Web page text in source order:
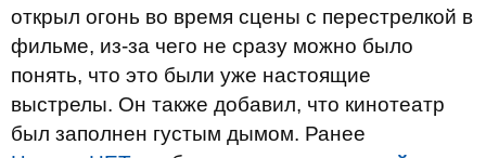
открыл огонь во время сцены с перестрелкой в
фильме, из-за чего не сразу можно было
понять, что это были уже настоящие
выстрелы. Он также добавил, что кинотеатр
был заполнен густым дымом. Ранее